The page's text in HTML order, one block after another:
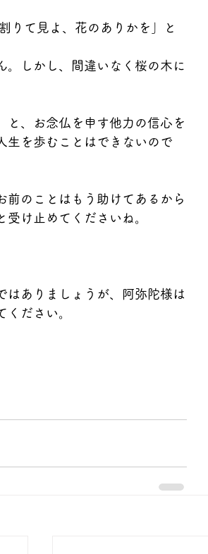
りて見よ、花のありかを」と
。しかし、間違いなく桜の木に
と、お念仏を申す他力の信心を
生を歩むことはできないので
前のことはもう助けてあるから
け止めてくださいね。
はありましょうが、阿弥陀様は
ださい。